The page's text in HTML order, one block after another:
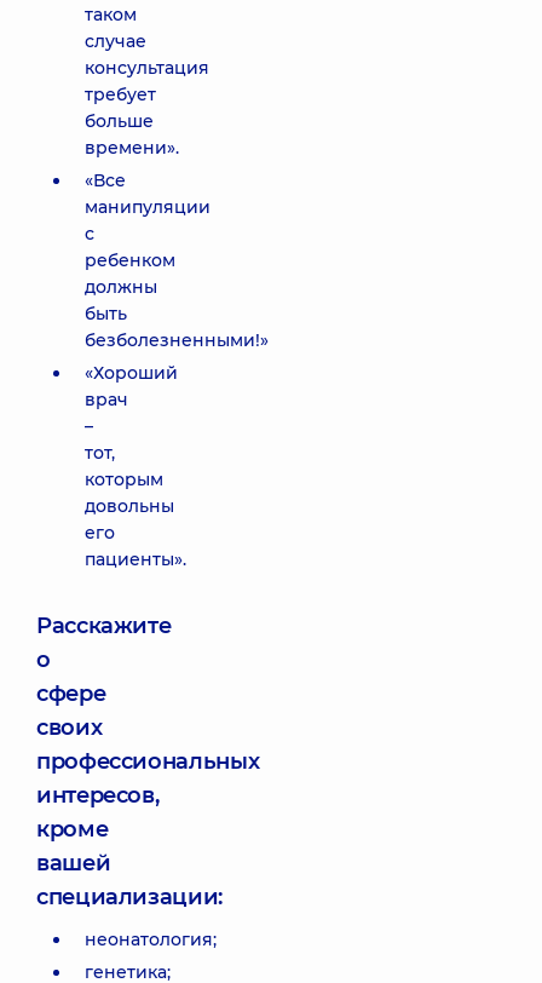
таком
случае
консультация
требует
больше
времени».
«Все
манипуляции
с
ребенком
должны
быть
безболезненными!»
«Хороший
врач
–
тот,
которым
довольны
его
пациенты».
Расскажите
о
сфере
своих
профессиональных
интересов,
кроме
вашей
специализации:
неонатология;
генетика;